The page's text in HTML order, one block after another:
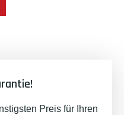
Preis für Ihren